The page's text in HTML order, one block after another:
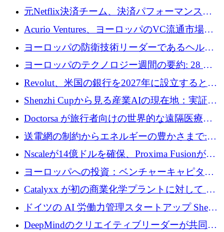
適化プラットフォームを拡張するために 600
万ユーロを調達
元Netflix決済チーム、決済パフォーマンスプ
ラットフォームNopanのためにこれまでに720
万ユーロを調達
Acurio Ventures、ヨーロッパのVC流通市場の
流動性を解放するために1億1,500万ユーロの
ファンドを立ち上げる
ヨーロッパの防衛技術リーダーであるヘルシ
ングは、180億ドルの評価額で18億ドルのシリ
ヨーロッパのテクノロジー週間の要約: 28 億
ユーロを超える 70 以上のテクノロジー資金調
Revolut、米国の銀行を2027年に設立すると米
国の社長が語る
Shenzhi Cupから見る産業AIの現在地：実証と
産業実装への道筋
Doctorsa が旅行者向けの世界的な遠隔医療プ
ラットフォームを拡大するために 100 万ユー
ロを調達
送電網の制約からエネルギーの豊かさまで:
Envision の Gobi X がヨーロッパの AI の未来
にどのように貢献できるか
Nscaleが14億ドルを確保、Proxima Fusionが4
億1,100万ユーロを獲得、Invest EuropeはVCの
ヨーロッパへの投資：ベンチャーキャピタル
が過去2番目に高い水準に到達
Catalyxx が初の商業化学プラントに対して EU
から 2,000 万ユーロ以上の支援を獲得
ドイツの AI 労働力管理スタートアップ Sherpa
がプレシードで 220 万ドルを調達
DeepMindのクリエイティブリーダーが共同設